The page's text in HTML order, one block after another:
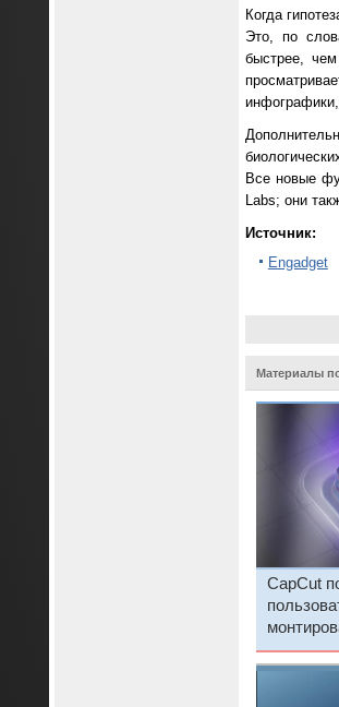
Когда
Это, по
быстрее,
Все новые
Labs; они
Источник:
Engadget
Материалы
CapCut
навыков